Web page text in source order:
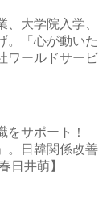
大学院入学、
。「心が動いた
ワールドサービ
をサポート！
。日韓関係改善
日井萌】